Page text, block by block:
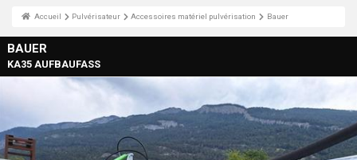
Accueil Pulvérisateur Accessoires matériel pulvérisation Bauer
BAUER
KA35 AUFBAUFASS